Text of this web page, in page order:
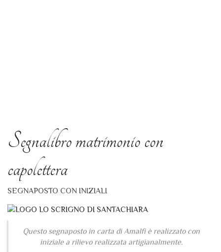
Segnalibro matrimonio con
capolettera
SEGNAPOSTO CON INIZIALI
Questo segnaposto in carta di Amalfi è realizzato con
iniziale a rilievo realizzata artigianalmente.